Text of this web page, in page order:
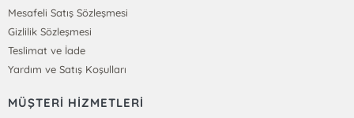
Mesafeli Satış Sözleşmesi
Gizlilik Sözleşmesi
Teslimat ve İade
Yardım ve Satış Koşulları
MÜŞTERİ HİZMETLERİ